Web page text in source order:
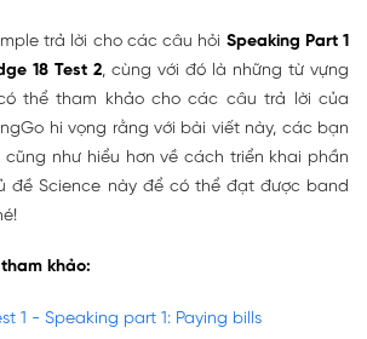
trả lời cho các câu hỏi Speaking Part 1
18 Test 2, cùng với đó là những từ vựng
thể tham khảo cho các câu trả lời của
hi vọng rằng với bài viết này, các bạn
như hiểu hơn về cách triển khai phần
đề Science này để có thể đạt được band
khảo:
1 - Speaking part 1: Paying bills